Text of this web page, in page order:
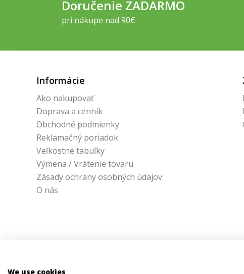
Doručenie ZADARMO
pri nákupe nad 90€
Informácie
Ako nakupovať
Doprava a cenník
Obchodné podmienky
Reklamačný poriadok
Veľkostné tabuľky
Výmena / Vrátenie tovaru
Zásady ochrany osobných údajov
O nás
We use cookies